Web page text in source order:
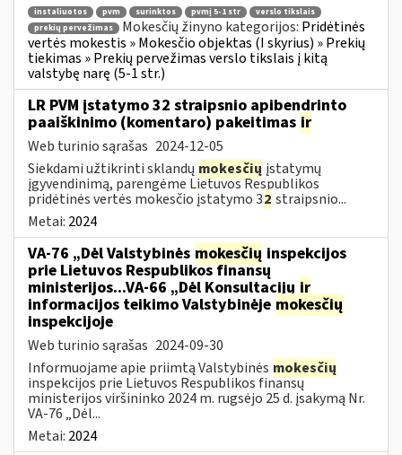
instaliuotos pvm surinktos pvmį 5-1 str
verslo tikslais
prekių pervežimas
Mokesčių žinyno kategorijos: Pridėtinės
vertės mokestis » Mokesčio objektas (I skyrius) » Prekių
tiekimas » Prekių pervežimas verslo tikslais į kitą
valstybę narę (5-1 str.)
LR PVM įstatymo 32 straipsnio apibendrinto
paaiškinimo (komentaro) pakeitimas ir
Web turinio sąrašas 2024-12-05
Siekdami užtikrinti sklandų mokesčių įstatymų
įgyvendinimą, parengėme Lietuvos Respublikos
pridėtinės vertės mokesčio įstatymo 32 straipsnio...
Metai: 2024
VA-76 „Dėl Valstybinės mokesčių inspekcijos
prie Lietuvos Respublikos finansų
ministerijos...VA-66 „Dėl Konsultacijų ir
informacijos teikimo Valstybinėje mokesčių
inspekcijoje
Web turinio sąrašas 2024-09-30
Informuojame apie priimtą Valstybinės mokesčių
inspekcijos prie Lietuvos Respublikos finansų
ministerijos viršininko 2024 m. rugsėjo 25 d. įsakymą Nr.
VA-76 „Dėl...
Metai: 2024